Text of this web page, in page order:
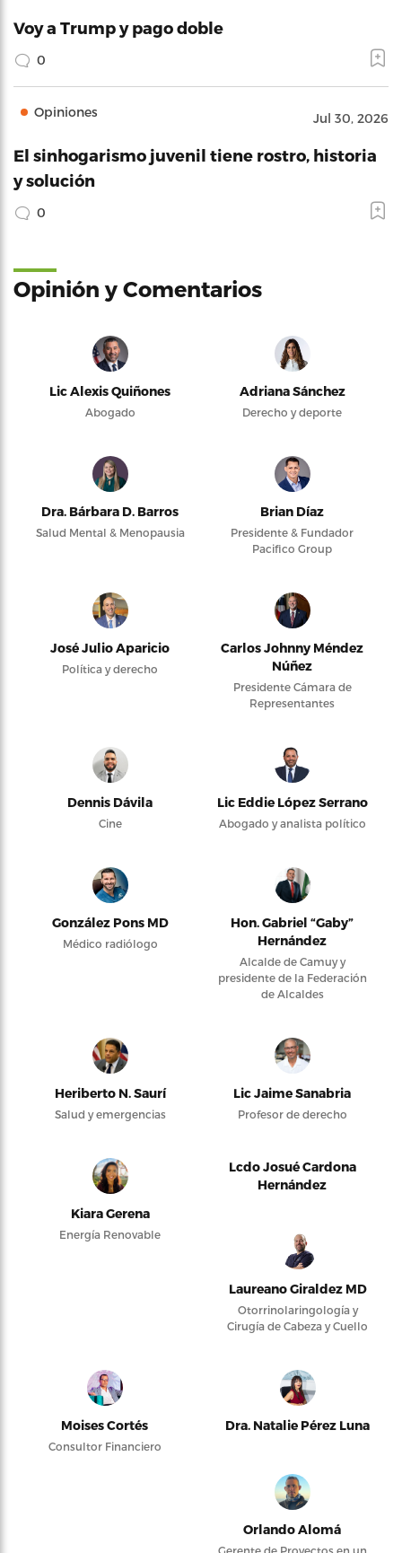
Voy a Trump y pago doble
0
Opiniones Jul 30, 2026
El sinhogarismo juvenil tiene rostro, historia
y solución
0
Opinión y Comentarios
Lic Alexis Quiñones
Abogado
Adriana Sánchez
Derecho y deporte
Dra. Bárbara D. Barros
Salud Mental & Menopausia
Brian Díaz
Presidente & Fundador
Pacifico Group
José Julio Aparicio
Política y derecho
Carlos Johnny Méndez
Núñez
Presidente Cámara de
Representantes
Dennis Dávila
Cine
Lic Eddie López Serrano
Abogado y analista político
González Pons MD
Médico radiólogo
Hon. Gabriel “Gaby”
Hernández
Alcalde de Camuy y
presidente de la Federación
de Alcaldes
Heriberto N. Saurí
Salud y emergencias
Lic Jaime Sanabria
Profesor de derecho
Kiara Gerena
Energía Renovable
Lcdo Josué Cardona
Hernández
Laureano Giraldez MD
Otorrinolaringología y
Cirugía de Cabeza y Cuello
Moises Cortés
Consultor Financiero
Dra. Natalie Pérez Luna
Orlando Alomá
Gerente de Proyectos en un